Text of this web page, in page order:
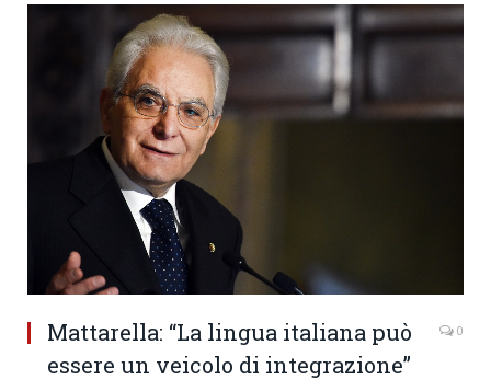
Mattarella: “La lingua italiana può
essere un veicolo di integrazione”
0